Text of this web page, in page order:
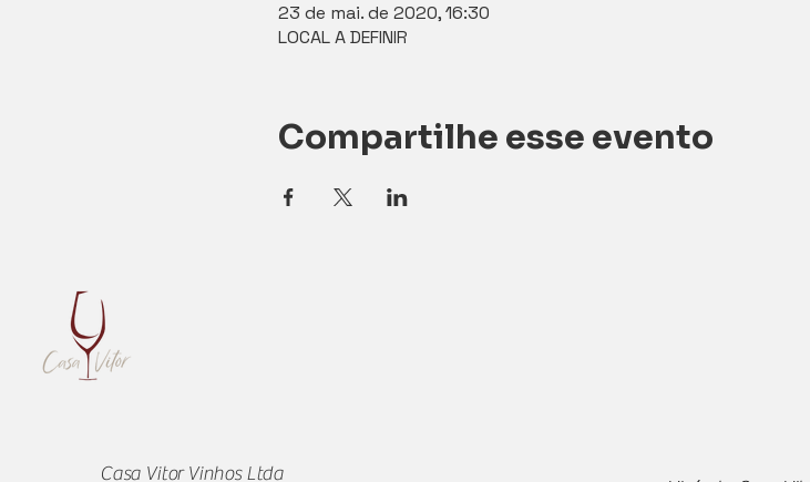
23 de mai. de 2020, 16:30
LOCAL A DEFINIR
Compartilhe esse evento
Casa Vitor Vinhos Ltda